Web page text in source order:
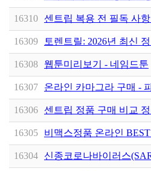
16310 센트립 복용 전 필독 사
16309 토렌트릴: 2026년 최신
16308 웹툰미리보기 - 네임드툰
16307 온라인 카마그라 구매 -
16306 센트립 정품 구매 비교
16305 비맥스정품 온라인
16304 신종코로나바이러스